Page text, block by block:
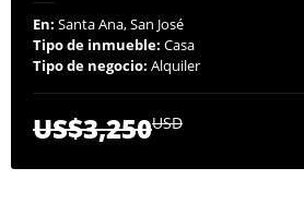
En: Santa Ana, San José
Tipo de inmueble: Casa
Tipo de negocio: Alquiler
US$3,250USD